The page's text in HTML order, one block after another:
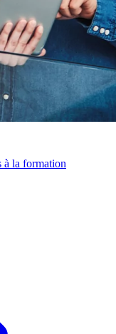
à la formation